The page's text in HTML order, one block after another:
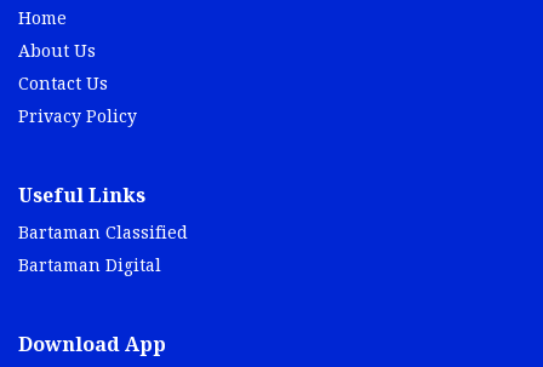
Home
About Us
Contact Us
Privacy Policy
Useful Links
Bartaman Classified
Bartaman Digital
Download App